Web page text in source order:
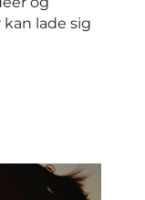
kan lade sig